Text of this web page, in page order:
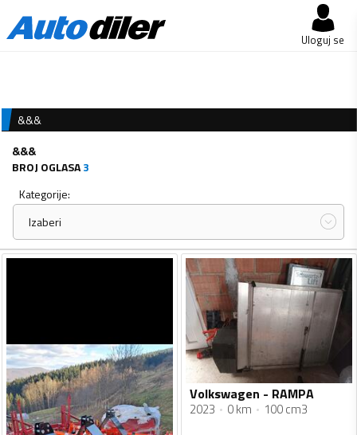
Uloguj se
&&&
&&&
BROJ OGLASA3
Kategorije:
Izaberi
Volkswagen - RAMPA
2023 0 km 100 cm3